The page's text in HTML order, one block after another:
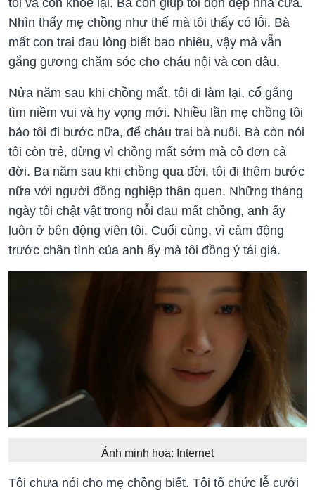
Nhìn thấy mẹ chồng như thế mà tôi thấy có lỗi. Bà
mất con trai đau lòng biết bao nhiêu, vậy mà vẫn
gắng gương chăm sóc cho cháu nội và con dâu.
Nửa năm sau khi chồng mất, tôi đi làm lại, cố gắng
tìm niềm vui và hy vọng mới. Nhiều lần mẹ chồng tôi
bảo tôi đi bước nữa, để cháu trai bà nuôi. Bà còn nói
tôi còn trẻ, đừng vì chồng mất sớm mà cô đơn cả
đời. Ba năm sau khi chồng qua đời, tôi đi thêm bước
nữa với người đồng nghiệp thân quen. Những tháng
ngày tôi chật vật trong nỗi đau mất chồng, anh ấy
luôn ở bên động viên tôi. Cuối cùng, vì cảm động
trước chân tình của anh ấy mà tôi đồng ý tái giá.
Ảnh minh họa: Internet
Tôi chưa nói cho mẹ chồng biết. Tôi tổ chức lễ cưới